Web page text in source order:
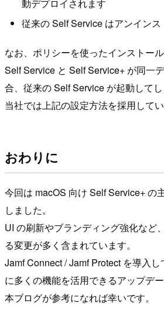
動デプロイされます
従来の Self Service はアンイン
なお、ポリシーを使ったインストール
Self Service と Self Service+ が同一
合、従来の Self Service が起動してし
当社では上記の設定方法を採用してい
おわりに
今回は macOS 向け Self Service+ の
しました。
UI の刷新やブランディング強化など
る変更が多く含まれています。
Jamf Connect / Jamf Protect を導入
に多くの機能を活用できるアップデ
本ブログが参考になれば幸いです。